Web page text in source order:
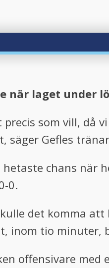
när laget under
som vill, då
säger Gefles
hetaste chans
0.
det komma
inom tio minuter,
offensivare